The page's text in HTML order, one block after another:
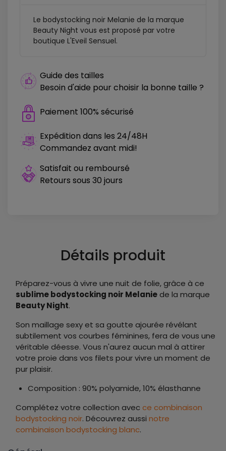
Le bodystocking noir Melanie de la marque
Beauty Night vous est proposé par votre
boutique L'Eveil Sensuel.
Guide des tailles
Besoin d'aide pour choisir la bonne taille ?
Paiement 100% sécurisé
Expédition dans les 24/48H
Commandez avant midi!
Satisfait ou remboursé
Retours sous 30 jours
Détails produit
Préparez-vous à vivre une nuit de folie, grâce à ce
sublime bodystocking noir Melaniede la marque
Beauty Night.
Son maillage sexy et sa goutte ajourée révélant
subtilement vos courbes féminines, fera de vous une
véritable déesse. Vous n'aurez aucun mal à attirer
votre proie dans vos filets pour vivre un moment de
pur plaisir.
Composition : 90% polyamide, 10% élasthanne
Complétez votre collection avecce combinaison
bodystocking noir. Découvrez aussi notre
combinaison bodystocking blanc.